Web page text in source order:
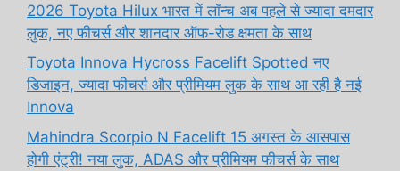
2026 Toyota Hilux भारत में लॉन्च अब पहले से ज्यादा दमदार
लुक, नए फीचर्स और शानदार ऑफ-रोड क्षमता के साथ
Toyota Innova Hycross Facelift Spotted नए
डिजाइन, ज्यादा फीचर्स और प्रीमियम लुक के साथ आ रही है नई
Innova
Mahindra Scorpio N Facelift 15 अगस्त के आसपास
होगी एंट्री! नया लुक, ADAS और प्रीमियम फीचर्स के साथ